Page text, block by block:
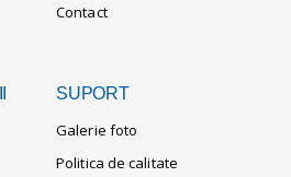
Contact
SUPORT
Galerie foto
Politica de calitate